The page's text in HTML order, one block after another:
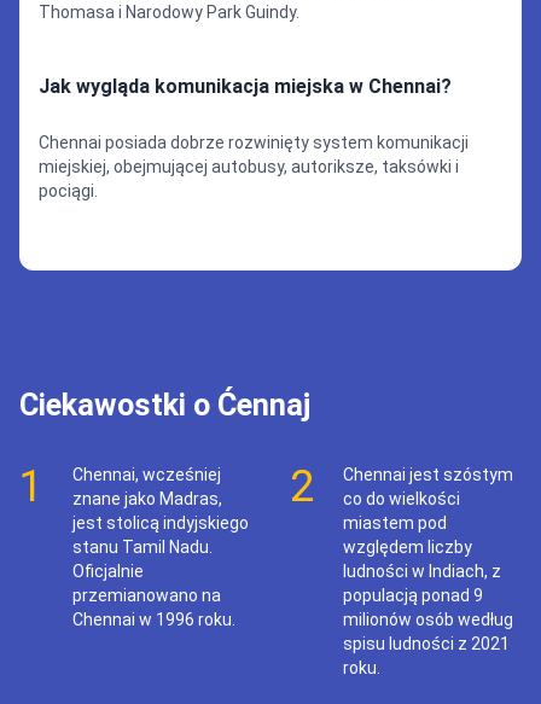
Thomasa i Narodowy Park Guindy.
Jak wygląda komunikacja miejska w Chennai?
Chennai posiada dobrze rozwinięty system komunikacji
miejskiej, obejmującej autobusy, autoriksze, taksówki i
pociągi.
Ciekawostki o Ćennaj
1
Chennai, wcześniej
znane jako Madras,
jest stolicą indyjskiego
stanu Tamil Nadu.
Oficjalnie
przemianowano na
Chennai w 1996 roku.
2
Chennai jest szóstym
co do wielkości
miastem pod
względem liczby
ludności w Indiach, z
populacją ponad 9
milionów osób według
spisu ludności z 2021
roku.